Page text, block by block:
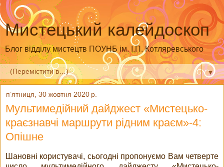
Мистецький калейдоскоп
Блог відділу мистецтв ПОУНБ ім. І.П. Котляревського
▼
пʼятниця, 30 жовтня 2020 р.
Мультимедійний дайджест «Мистецько-
краєзнавчі маршрути рідним краєм»-4:
Опішне
Шановні користувачі, сьогодні пропонуємо Вам четверте